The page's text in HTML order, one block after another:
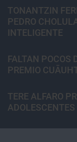
TONANTZIN
PEDRO
INTELIGENTE
FALTAN POCOS
PREMIO
TERE ALFARO
ADOLESCENTES